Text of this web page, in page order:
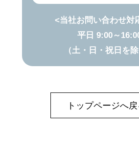
<当社お問い合わせ対
平日 9:00～
（土・日・祝日を除
トップページへ戻